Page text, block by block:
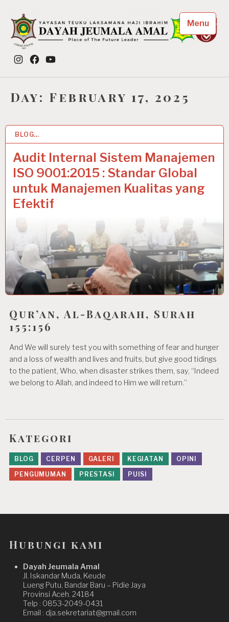
content
Dayah Jeumala Amal
Place of The Future Leader
Instagram
FacebookYouTube
Menu
Day: February 17, 2025
BLOG…
Audit Internal Sistem Manajemen
ISO 9001:2015 : Standar Global
untuk Manajemen Kualitas yang
Efektif
17 FEB 2025
Qur’an, Al-Baqarah, Surah
155:156
And We will surely test you with something of fear and hunger
and a loss of wealth and lives and fruits, but give good tidings
to the patient, Who, when disaster strikes them, say, “Indeed
we belong to Allah, and indeed to Him we will return.”
Kategori
BLOG CERPEN GALERI KEGIATAN
OPINI
PENGUMUMAN
PRESTASI PUISI
Hubungi kami
Dayah Jeumala Amal
Jl. Iskandar Muda, Keude
Lueng Putu, Bandar Baru – Pidie Jaya
Provinsi Aceh. 24184
Telp : 0853-2049-0431
Email : dja.sekretariat@gmail.com